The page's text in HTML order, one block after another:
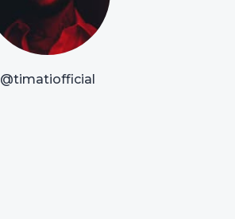
@timatiofficial